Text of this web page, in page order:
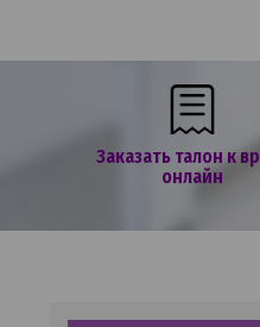
Заказать талон к врачу
онлайн